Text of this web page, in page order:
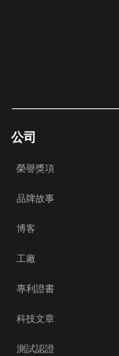
公司
榮譽獎項
品牌故事
博客
工廠
專利證書
科技文章
測試認證